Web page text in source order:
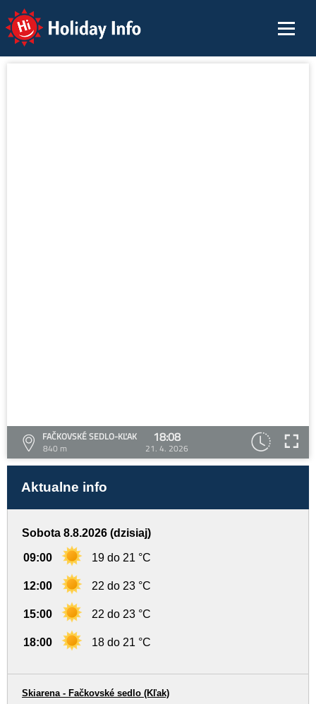
Holiday Info
FAČKOVSKÉ SEDLO-KĽAK
840 m
18:08
21. 4. 2026
Aktualne info
Sobota 8.8.2026 (dzisiaj)
09:00 19 do 21 °C
12:00 22 do 23 °C
15:00 22 do 23 °C
18:00 18 do 21 °C
Skiarena - Fačkovské sedlo (Kľak)